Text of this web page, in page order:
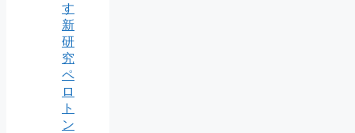
す
新
研
究
ペ
ロ
ト
ン